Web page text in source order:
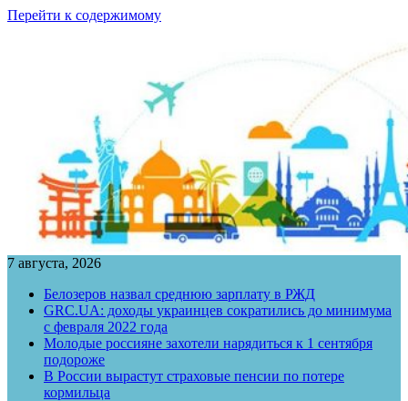
Перейти к содержимому
7 августа, 2026
Белозеров назвал среднюю зарплату в РЖД
GRC.UA: доходы украинцев сократились до минимума
с февраля 2022 года
Молодые россияне захотели нарядиться к 1 сентября
подороже
В России вырастут страховые пенсии по потере
кормильца